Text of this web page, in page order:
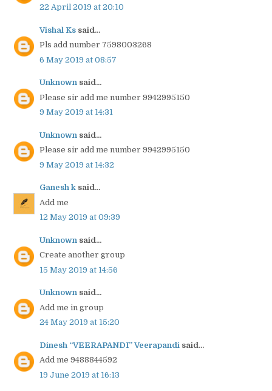
22 April 2019 at 20:10
Vishal Ks said...
Pls add number 7598003268
6 May 2019 at 08:57
Unknown said...
Please sir add me number 9942995150
9 May 2019 at 14:31
Unknown said...
Please sir add me number 9942995150
9 May 2019 at 14:32
Ganesh k said...
Add me
12 May 2019 at 09:39
Unknown said...
Create another group
15 May 2019 at 14:56
Unknown said...
Add me in group
24 May 2019 at 15:20
Dinesh “VEERAPANDI” Veerapandi said...
Add me 9488844592
19 June 2019 at 16:13